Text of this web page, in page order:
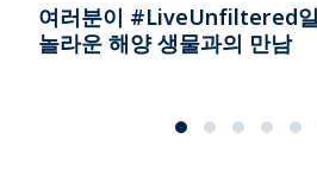
여러분이 #LiveUnfiltered
놀라운 해양 생물과의 만남